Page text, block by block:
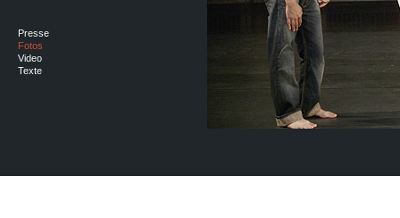
Presse
Fotos
Video
Texte